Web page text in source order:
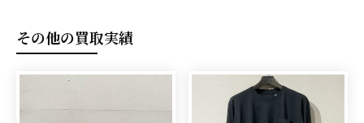
その他の買取実績